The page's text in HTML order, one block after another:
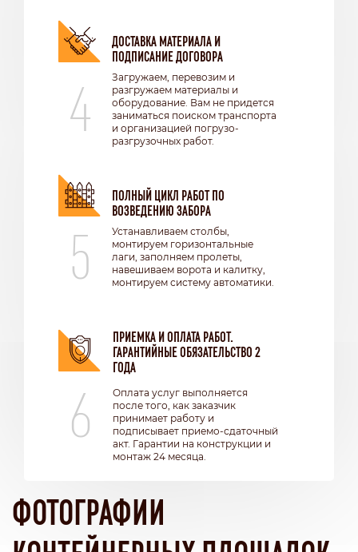
4
ДОСТАВКА МАТЕРИАЛА И
ПОДПИСАНИЕ ДОГОВОРА
Загружаем, перевозим и
разгружаем материалы и
оборудование. Вам не придется
заниматься поиском транспорта
и организацией погрузо-
разгрузочных работ.
5
ПОЛНЫЙ ЦИКЛ РАБОТ ПО
ВОЗВЕДЕНИЮ ЗАБОРА
Устанавливаем столбы,
монтируем горизонтальные
лаги, заполняем пролеты,
навешиваем ворота и калитку,
монтируем систему автоматики.
6
ПРИЕМКА И ОПЛАТА РАБОТ.
ГАРАНТИЙНЫЕ ОБЯЗАТЕЛЬСТВО 2
ГОДА
Оплата услуг выполняется
после того, как заказчик
принимает работу и
подписывает приемо-сдаточный
акт. Гарантии на конструкции и
монтаж 24 месяца.
ФОТОГРАФИИ